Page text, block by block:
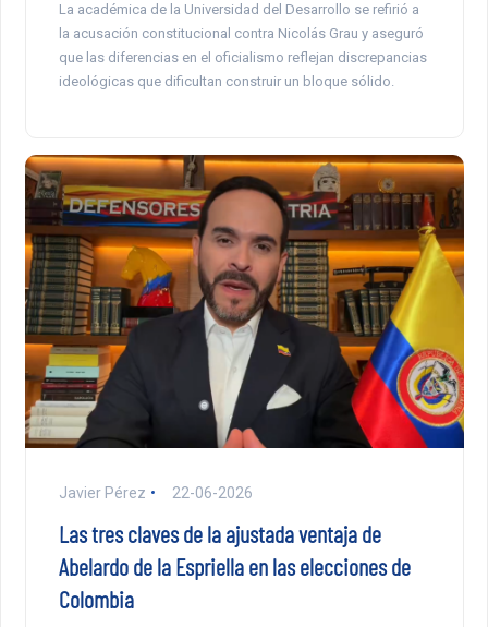
La académica de la Universidad del Desarrollo se refirió a
la acusación constitucional contra Nicolás Grau y aseguró
que las diferencias en el oficialismo reflejan discrepancias
ideológicas que dificultan construir un bloque sólido.
Javier Pérez 22-06-2026
Las tres claves de la ajustada ventaja de
Abelardo de la Espriella en las elecciones de
Colombia